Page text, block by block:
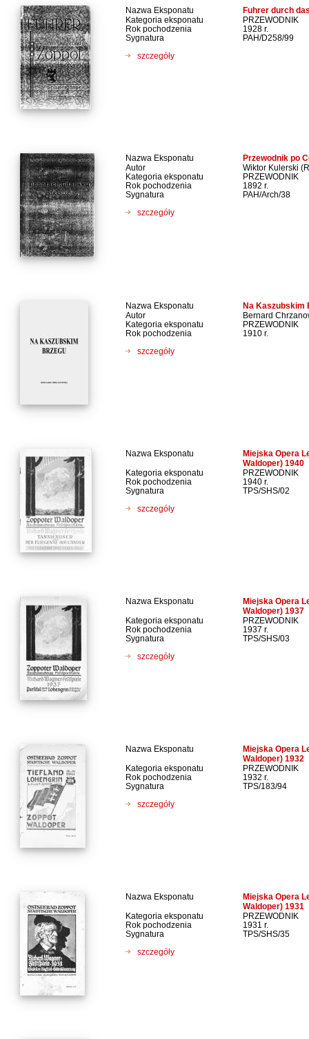
Nazwa Eksponatu Fuhrer durch
Kategoria eksponatu
PRZEWODNIK
Rok pochodzenia
1928 r.
Sygnatura
PAH/D258/99
szczegóły
Nazwa Eksponatu Przewodnik po
Autor
Wiktor Kulerski
Kategoria eksponatu
PRZEWODNIK
Rok pochodzenia
1892 r.
Sygnatura
PAH/Arch/38
szczegóły
Nazwa Eksponatu Na Kaszubskim
Autor
Bernard
Kategoria eksponatu
PRZEWODNIK
Rok pochodzenia
1910 r.
szczegóły
Nazwa Eksponatu
Miejska Opera
Waldoper) 1940
Kategoria eksponatu
PRZEWODNIK
Rok pochodzenia
1940 r.
Sygnatura
TPS/SHS/02
szczegóły
Nazwa Eksponatu
Miejska Opera
Waldoper) 1937
Kategoria eksponatu
PRZEWODNIK
Rok pochodzenia
1937 r.
Sygnatura
TPS/SHS/03
szczegóły
Nazwa Eksponatu
Miejska Opera
Waldoper) 1932
Kategoria eksponatu
PRZEWODNIK
Rok pochodzenia
1932 r.
Sygnatura
TPS/183/94
szczegóły
Nazwa Eksponatu
Miejska Opera
Waldoper) 1931
Kategoria eksponatu
PRZEWODNIK
Rok pochodzenia
1931 r.
Sygnatura
TPS/SHS/35
szczegóły